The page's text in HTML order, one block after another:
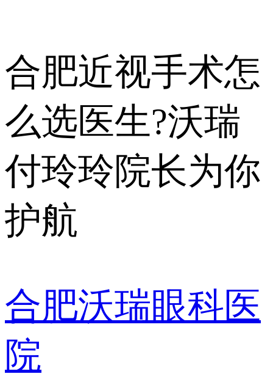
合肥近视手术怎
么选医生?沃瑞
付玲玲院长为你
护航
合肥沃瑞眼科医
院